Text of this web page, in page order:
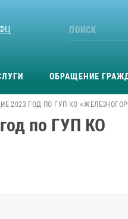
ОБРАЩЕНИЕ
2023 ГОД ПО ГУП КО
по ГУП КО